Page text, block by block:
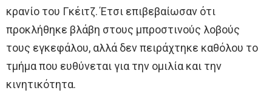
κρανίο του Γκέιτζ. Έτσι επιβεβαίωσαν ότι
προκλήθηκε βλάβη στους μπροστινούς λοβούς
τους εγκεφάλου, αλλά δεν πειράχτηκε καθόλου το
τμήμα που ευθύνεται για την ομιλία και την
κινητικότητα.